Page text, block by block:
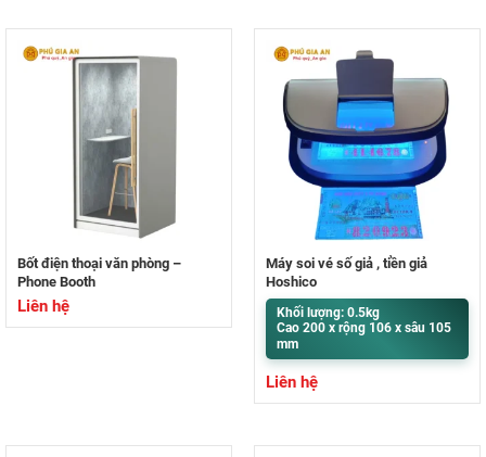
Bốt điện thoại văn phòng –
Phone Booth
Liên hệ
Máy soi vé số giả , tiền giả
Hoshico
Khối lượng: 0.5kg
Cao 200 x rộng 106 x sâu 105
mm
Liên hệ